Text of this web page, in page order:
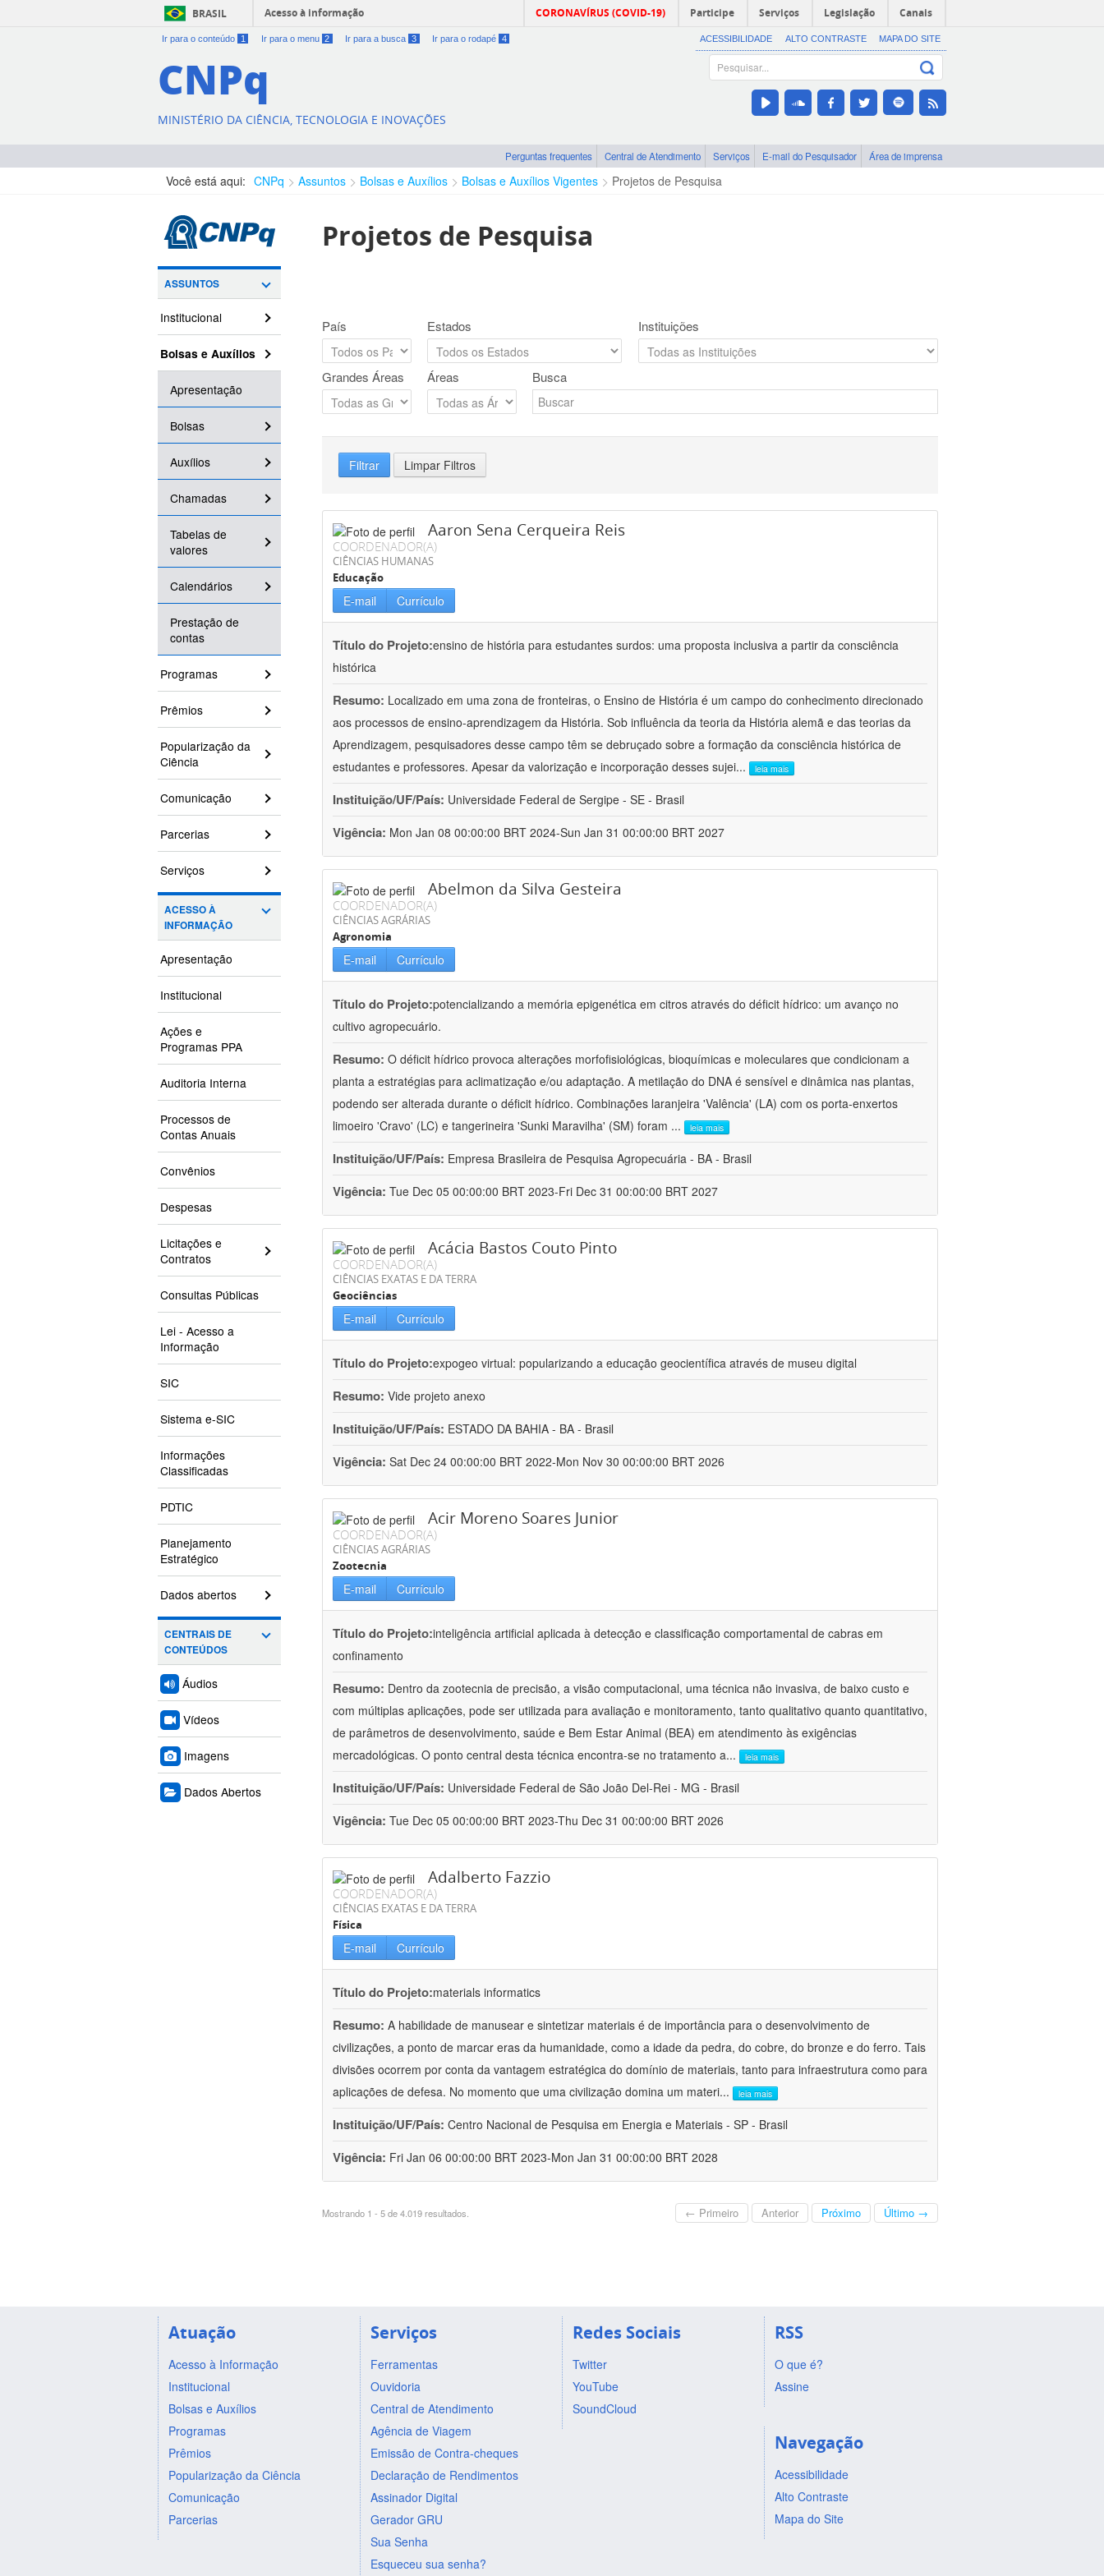
BRASIL Acesso à informação CORONAVÍRUS (COVID-19) Participe Serviços Legislação Canais
Ir para o conteúdo 1 Ir para o menu 2 Ir para a busca 3 Ir para o rodapé 4 ACESSIBILIDADE ALTO CONTRASTE MAPA DO SITE
CNPq
MINISTÉRIO DA CIÊNCIA, TECNOLOGIA E INOVAÇÕES
Perguntas frequentes Central de Atendimento Serviços E-mail do Pesquisador Área de imprensa
Você está aqui: CNPq Assuntos Bolsas e Auxílios Bolsas e Auxílios Vigentes Projetos de Pesquisa
ASSUNTOS
Institucional
Bolsas e Auxílios
Apresentação
Bolsas
Auxílios
Chamadas
Tabelas de
valores
Calendários
Prestação de
contas
Programas
Prêmios
Popularização da
Ciência
Comunicação
Parcerias
Serviços
ACESSO À
INFORMAÇÃO
Apresentação
Institucional
Ações e
Programas PPA
Auditoria Interna
Processos de
Contas Anuais
Convênios
Despesas
Licitações e
Contratos
Consultas Públicas
Lei - Acesso a
Informação
SIC
Sistema e-SIC
Informações
Classificadas
PDTIC
Planejamento
Estratégico
Dados abertos
CENTRAIS DE
CONTEÚDOS
Áudios
Vídeos
Imagens
Dados Abertos
Projetos de Pesquisa
País Estados Instituições
Grandes Áreas Áreas Busca
Filtrar Limpar Filtros
Aaron Sena Cerqueira Reis
COORDENADOR(A)
CIÊNCIAS HUMANAS
Educação
E-mail Currículo
Título do Projeto:ensino de história para estudantes surdos: uma proposta inclusiva a partir da consciência
histórica
Resumo: Localizado em uma zona de fronteiras, o Ensino de História é um campo do conhecimento direcionado
aos processos de ensino-aprendizagem da História. Sob influência da teoria da História alemã e das teorias da
Aprendizagem, pesquisadores desse campo têm se debruçado sobre a formação da consciência histórica de
estudantes e professores. Apesar da valorização e incorporação desses sujei... leia mais
Instituição/UF/País: Universidade Federal de Sergipe - SE - Brasil
Vigência: Mon Jan 08 00:00:00 BRT 2024-Sun Jan 31 00:00:00 BRT 2027
Abelmon da Silva Gesteira
COORDENADOR(A)
CIÊNCIAS AGRÁRIAS
Agronomia
E-mail Currículo
Título do Projeto:potencializando a memória epigenética em citros através do déficit hídrico: um avanço no
cultivo agropecuário.
Resumo: O déficit hídrico provoca alterações morfofisiológicas, bioquímicas e moleculares que condicionam a
planta a estratégias para aclimatização e/ou adaptação. A metilação do DNA é sensível e dinâmica nas plantas,
podendo ser alterada durante o déficit hídrico. Combinações laranjeira 'Valência' (LA) com os porta-enxertos
limoeiro 'Cravo' (LC) e tangerineira 'Sunki Maravilha' (SM) foram ... leia mais
Instituição/UF/País: Empresa Brasileira de Pesquisa Agropecuária - BA - Brasil
Vigência: Tue Dec 05 00:00:00 BRT 2023-Fri Dec 31 00:00:00 BRT 2027
Acácia Bastos Couto Pinto
COORDENADOR(A)
CIÊNCIAS EXATAS E DA TERRA
Geociências
E-mail Currículo
Título do Projeto:expogeo virtual: popularizando a educação geocientífica através de museu digital
Resumo: Vide projeto anexo
Instituição/UF/País: ESTADO DA BAHIA - BA - Brasil
Vigência: Sat Dec 24 00:00:00 BRT 2022-Mon Nov 30 00:00:00 BRT 2026
Acir Moreno Soares Junior
COORDENADOR(A)
CIÊNCIAS AGRÁRIAS
Zootecnia
E-mail Currículo
Título do Projeto:inteligência artificial aplicada à detecção e classificação comportamental de cabras em
confinamento
Resumo: Dentro da zootecnia de precisão, a visão computacional, uma técnica não invasiva, de baixo custo e
com múltiplas aplicações, pode ser utilizada para avaliação e monitoramento, tanto qualitativo quanto quantitativo,
de parâmetros de desenvolvimento, saúde e Bem Estar Animal (BEA) em atendimento às exigências
mercadológicas. O ponto central desta técnica encontra-se no tratamento a... leia mais
Instituição/UF/País: Universidade Federal de São João Del-Rei - MG - Brasil
Vigência: Tue Dec 05 00:00:00 BRT 2023-Thu Dec 31 00:00:00 BRT 2026
Adalberto Fazzio
COORDENADOR(A)
CIÊNCIAS EXATAS E DA TERRA
Física
E-mail Currículo
Título do Projeto:materials informatics
Resumo: A habilidade de manusear e sintetizar materiais é de importância para o desenvolvimento de
civilizações, a ponto de marcar eras da humanidade, como a idade da pedra, do cobre, do bronze e do ferro. Tais
divisões ocorrem por conta da vantagem estratégica do domínio de materiais, tanto para infraestrutura como para
aplicações de defesa. No momento que uma civilização domina um materi... leia mais
Instituição/UF/País: Centro Nacional de Pesquisa em Energia e Materiais - SP - Brasil
Vigência: Fri Jan 06 00:00:00 BRT 2023-Mon Jan 31 00:00:00 BRT 2028
Mostrando 1 - 5 de 4.019 resultados. ← Primeiro Anterior Próximo Último →
Atuação
Acesso à Informação
Institucional
Bolsas e Auxílios
Programas
Prêmios
Popularização da Ciência
Comunicação
Parcerias
Serviços
Ferramentas
Ouvidoria
Central de Atendimento
Agência de Viagem
Emissão de Contra-cheques
Declaração de Rendimentos
Assinador Digital
Gerador GRU
Sua Senha
Esqueceu sua senha?
Redes Sociais
Twitter
YouTube
SoundCloud
RSS
O que é?
Assine
Navegação
Acessibilidade
Alto Contraste
Mapa do Site